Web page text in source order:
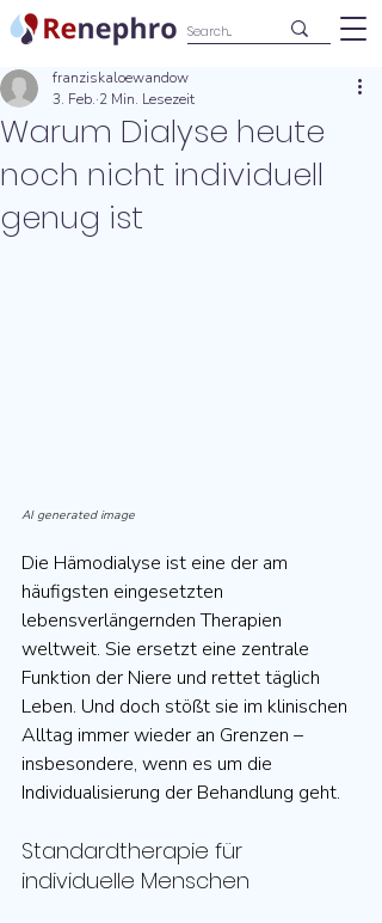
Warum Dialyse heute
noch nicht individuell
genug ist
franziskaloewandow
3. Feb. 2 Min. Lesezeit
AI generated image
Die Hämodialyse ist eine der am
häufigsten eingesetzten
lebensverlängernden Therapien
weltweit. Sie ersetzt eine zentrale
Funktion der Niere und rettet täglich
Leben. Und doch stößt sie im klinischen
Alltag immer wieder an Grenzen –
insbesondere, wenn es um die
Individualisierung der Behandlung geht.
Standardtherapie für
individuelle Menschen